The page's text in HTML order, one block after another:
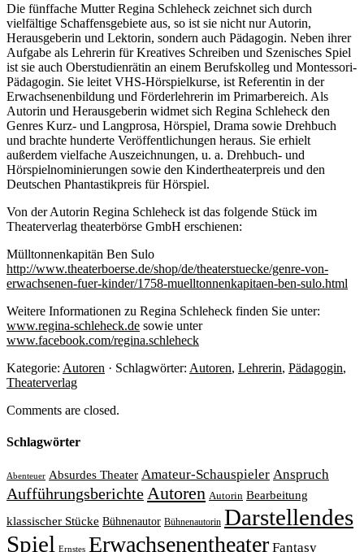
Die fünffache Mutter Regina Schleheck zeichnet sich durch
vielfältige Schaffensgebiete aus, so ist sie nicht nur Autorin,
Herausgeberin und Lektorin, sondern auch Pädagogin. Neben ihrer
Aufgabe als Lehrerin für Kreatives Schreiben und Szenisches Spiel
ist sie auch Oberstudienrätin an einem Berufskolleg und Montessori-
Pädagogin. Sie leitet VHS-Hörspielkurse, ist Referentin in der
Erwachsenenbildung und Förderlehrerin im Primarbereich. Als
Autorin und Herausgeberin widmet sich Regina Schleheck den
Genres Kurz- und Langprosa, Hörspiel, Drama sowie Drehbuch
und brachte hunderte Veröffentlichungen heraus. Sie erhielt
außerdem vielfache Auszeichnungen, u. a. Drehbuch- und
Hörspielnominierungen sowie den Kindertheaterpreis und den
Deutschen Phantastikpreis für Hörspiel.
Von der Autorin Regina Schleheck ist das folgende Stück im
Theaterverlag theaterbörse GmbH erschienen:
Mülltonnenkapitän Ben Sulo
http://www.theaterboerse.de/shop/de/theaterstuecke/genre-von-
erwachsenen-fuer-kinder/1758-muelltonnenkapitaen-ben-sulo.html
Weitere Informationen zu Regina Schleheck finden Sie unter:
www.regina-schleheck.de sowie unter
www.facebook.com/regina.schleheck
Kategorie: Autoren · Schlagwörter: Autoren, Lehrerin, Pädagogin,
Theaterverlag
Comments are closed.
Schlagwörter
Abenteuer Absurdes Theater Amateur-Schauspieler Anspruch
AufführungsberichteAutoren Autorin Bearbeitung
klassischer Stücke Bühnenautor Bühnenautorin Darstellendes
Spiel Ernstes Erwachsenentheater Fantasy